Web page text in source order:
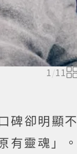
1 /11
碑卻明顯不
有靈魂」。